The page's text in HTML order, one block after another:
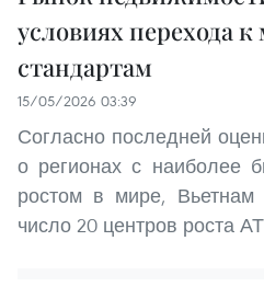
условиях перехода
стандартам
15/05/2026 03:39
Согласно последней
о регионах с наиболее
ростом в мире,
число 20 центров роста